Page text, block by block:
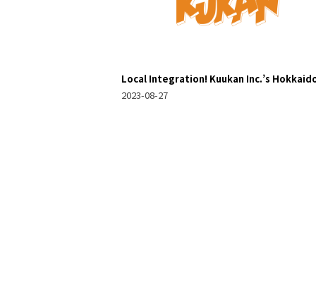
Local Integration! Kuukan Inc.’s
Vacation Rentals: Local Recommendations
2023-08-27